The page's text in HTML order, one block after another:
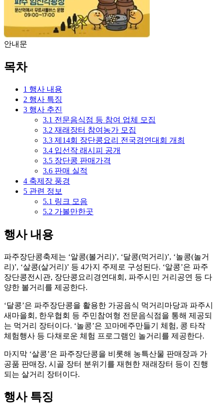
안내문
목차
1 행사 내용
2 행사 특징
3 행사 추진
3.1 전문음식점 등 참여 업체 모집
3.2 재래장터 참여농가 모집
3.3 제14회 장단콩요리 전국경연대회 개최
3.4 입선작 래시피 공개
3.5 장단콩 판매가격
3.6 판매 실적
4 축제장 풍경
5 관련 정보
5.1 링크 모음
5.2 가볼만한곳
행사 내용
파주장단콩축제는 ‘알콩(볼거리)’, ‘달콩(먹거리)’, ‘놀콩(놀거
리)’, ‘살콩(살거리)’ 등 4가지 주제로 구성된다. ‘알콩’은 파주
장단콩전시관, 장단콩요리경연대회, 파주시민 거리공연 등 다
양한 볼거리를 제공한다.
‘달콩’은 파주장단콩을 활용한 가공음식 먹거리마당과 파주시
새마을회, 한우협회 등 주민참여형 전문음식점을 통해 제공되
는 먹거리 장터이다. ‘놀콩’은 꼬마메주만들기 체험, 콩 타작
체험행사 등 다채로운 체험 프로그램인 놀거리를 제공한다.
마지막 ‘살콩’은 파주장단콩을 비롯해 농특산물 판매장과 가
공품 판매장, 시골 장터 분위기를 재현한 재래장터 등이 진행
되는 살거리 장터이다.
행사 특징